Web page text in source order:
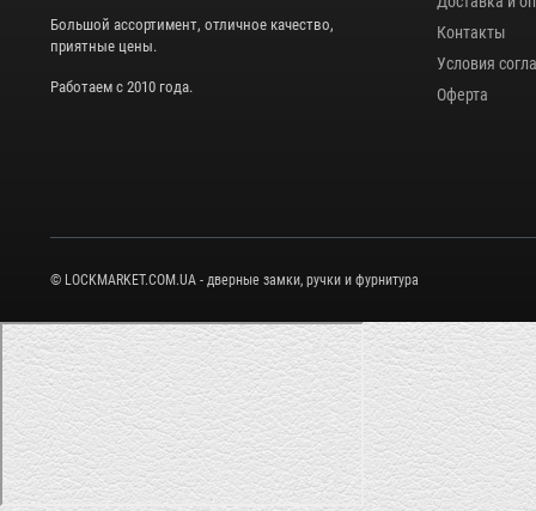
Большой ассортимент, отличное качество,
приятные цены.
Работаем с 2010 года.
Контакты
Условия
Оферта
© LOCKMARKET.COM.UA - дверные замки, ручки и фурнитура